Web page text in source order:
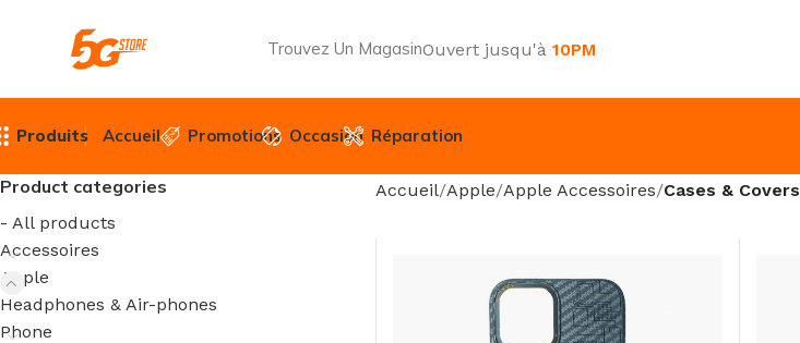
Trouvez Un MagasinOuvert jusqu'à 10PM
Produits Accueil Promotions Occasion Réparation
Product categories
- All products
Accessoires
Apple
Headphones & Air-phones
Phone
Accueil Apple Apple Accessoires Cases & Covers